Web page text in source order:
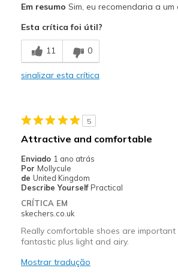
Breathe Well
Comfortable
Casual Wear
Travel
Width
Sizing
View On Shoes
I'm Into Shoes
Em resumo Sim, eu recomendaria a um
Esta crítica foi útil?
11 0
sinalizar esta crítica
5
Attractive and comfortable
Enviado 1 ano atrás
Por Mollycule
de United Kingdom
Describe Yourself Practical
CRÍTICA EM
skechers.co.uk
Really comfortable shoes are important
fantastic plus light and airy.
Mostrar tradução